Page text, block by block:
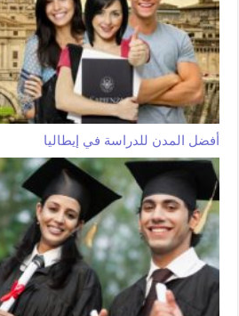
أفضل المدن للدراسة في إيطاليا